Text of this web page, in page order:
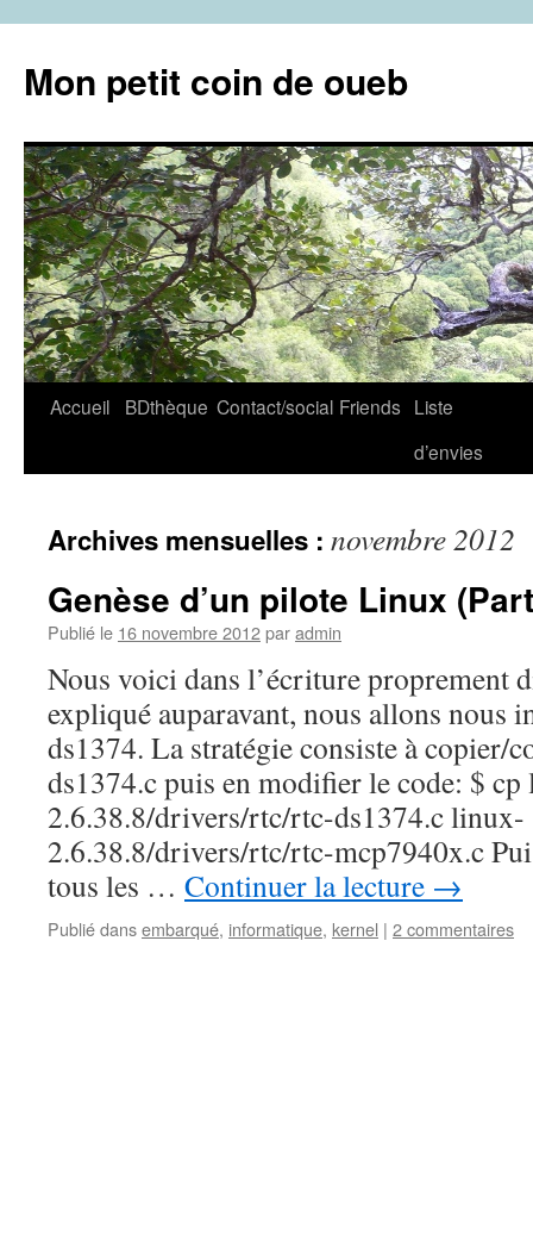
contenu
Mon petit coin de oueb
Accueil BDthèque Contact/social Friends Liste
d’envies
Archives mensuelles : novembre 2012
Genèse d’un pilote Linux
Publié le 16 novembre 2012paradmin
Nous voici dans l’écriture proprement
expliqué auparavant, nous allons nous
ds1374. La stratégie consiste à copier/
ds1374.c puis en modifier le code: $
2.6.38.8/drivers/rtc/rtc-ds1374.c linux-
2.6.38.8/drivers/rtc/rtc-mcp7940x.c
tous les … Continuer la lecture →
Publié dansembarqué, informatique, kernel | 2 commentaires